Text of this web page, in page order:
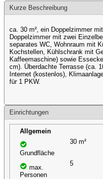
Kurze Beschreibung
ca. 30 m², ein Doppelzimmer
Doppelzimmer mit zwei
separates WC, Wohnraum mit
Kochstellen, Kühlschrank mit
Kaffeemaschine) sowie
cm). Überdachte Terrasse (ca.
Internet (kostenlos),
für 1 PKW.
Einrichtungen
Allgemein
Grundfläche
30 m²
max.
Personen
5